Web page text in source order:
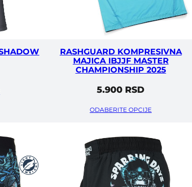
RASHGUARD KOMPRESIVNA
MAJICA IBJJF MASTER
CHAMPIONSHIP 2025
5.900 RSD
ODABERITE OPCIJE